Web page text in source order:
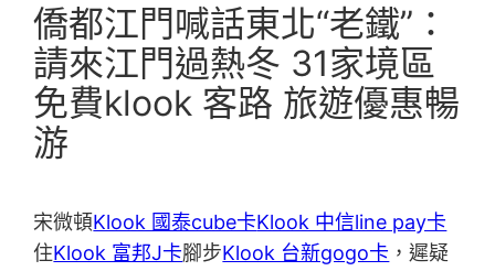
僑都江門喊話東北“老鐵”：
請來江門過熱冬 31家境區
免費klook 客路 旅遊優惠暢
游
宋微頓Klook 國泰cube卡Klook 中信line pay卡
住Klook 富邦J卡腳步Klook 台新gogo卡 ，遲疑